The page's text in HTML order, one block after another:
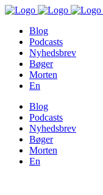
Blog
Podcasts
Nyhedsbrev
Bøger
Morten
En
Blog
Podcasts
Nyhedsbrev
Bøger
Morten
En